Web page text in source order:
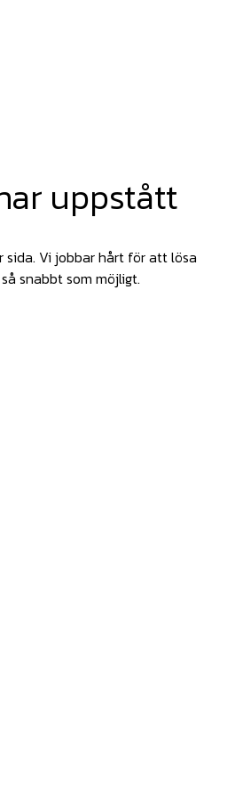
uppstått
sida. Vi jobbar hårt för att lösa
snabbt som möjligt.